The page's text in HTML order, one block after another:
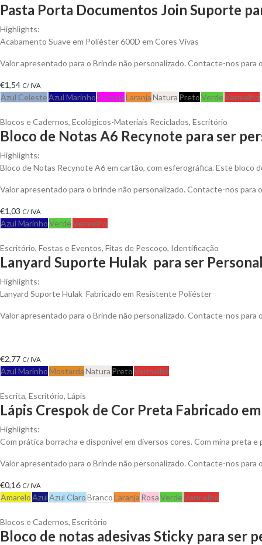
Pasta Porta Documentos Join Suporte
Highlights:
Acabamento Suave em Poliéster 600D em Cores Vivas
Valor apresentado para o Brinde não personalizado. Contacte-nos
€1,54 C/ IVA
Azul CelesteAzul MarinhoFuchsiaLaranjaNatura PretoVerdeVermelho
Blocos e Cadernos, Ecológicos-Materiais Reciclados, Escritório
Bloco de Notas A6 Recynote para ser
Highlights:
Bloco de Notas Recynote A6 em cartão, com esferográfica. Este bloco
Valor apresentado para o brinde não personalizado. Contacte-nos
€1,03 C/ IVA
Azul MarinhoVerdeVermelho
Escritório, Festas e Eventos, Fitas de Pescoço, Identificação
Lanyard Suporte Hulak para ser
Highlights:
Lanyard Suporte Hulak Fabricado em Resistente Poliéster
Valor apresentado para o Brinde não personalizado. Contacte-nos
€2,77 C/ IVA
Azul MarinhoMostardaNatura PretoVermelho
Escrita, Escritório, Lápis
Lápis Crespok de Cor Preta Fabricado
Highlights:
Com prática borracha e disponível em diversos cores. Com mina preta e
Valor apresentado para o Brinde não personalizado. Contacte-nos
€0,16 C/ IVA
AmareloAzulAzul ClaroBrancoLaranja RosaVerdeVermelho
Blocos e Cadernos, Escritório
Bloco de notas adesivas Sticky para ser